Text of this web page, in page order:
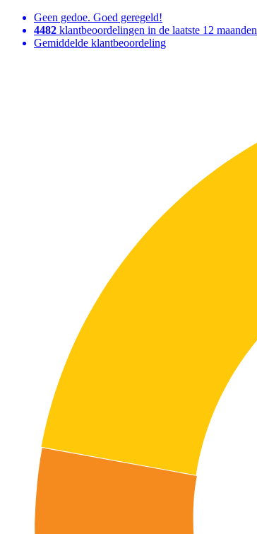
Geen gedoe. Goed geregeld!
4482 klantbeoordelingen in de laatste 12 maanden
Gemiddelde klantbeoordeling